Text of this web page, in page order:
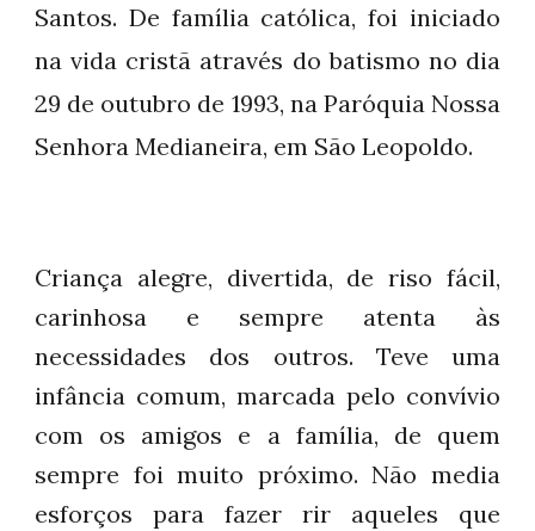
Santos. De família católica, foi iniciado
na vida cristã através do batismo no dia
29 de outubro de 1993, na Paróquia Nossa
Senhora Medianeira, em São Leopoldo.
Criança alegre, divertida, de riso fácil,
carinhosa e sempre atenta às
necessidades dos outros. Teve uma
infância comum, marcada pelo convívio
com os amigos e a família, de quem
sempre foi muito próximo. Não media
esforços para fazer rir aqueles que